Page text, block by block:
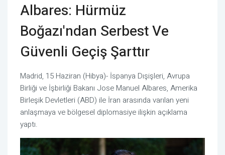
Albares: Hürmüz
Boğazı'ndan Serbest Ve
Güvenli Geçiş Şarttır
Madrid, 15 Haziran (Hibya)- İspanya Dışişleri, Avrupa
Birliği ve İşbirliği Bakanı Jose Manuel Albares, Amerika
Birleşik Devletleri (ABD) ile İran arasında varılan yeni
anlaşmaya ve bölgesel diplomasiye ilişkin açıklama
yaptı.